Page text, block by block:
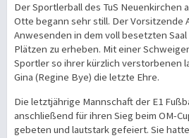
Der Sportlerball des TuS Neuenkirchen
Otte begann sehr still. Der Vorsitzende
Anwesenden in dem voll besetzten
Plätzen zu erheben. Mit einer
Sportler so ihrer kürzlich verstorbenen
Gina (Regine Bye) die letzte Ehre.
Die letztjährige Mannschaft der E1
anschließend für ihren Sieg beim OM-
gebeten und lautstark gefeiert. Sie